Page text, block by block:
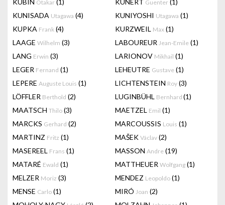
KUBÍN Otakar (1) KUNERT Guenter (1)
KUNISADA Utagawa (4) KUNIYOSHI Utagawa (1)
KUPKA Frank (4) KURZWEIL Max (1)
LAAGE Wilhelm (3) LABOUREUR Jean-Emile (1)
LANG Erwin (3) LARIONOV Mikhail (1)
LEGER Fernand (1) LEHEUTRE Gustave (1)
LEPERE Auguste Louis (1) LICHTENSTEIN Roy (3)
LÖFFLER Berthold (2) LUGINBÜHL Bernhard (1)
MAATSCH Thilo (3) MAETZEL Emil (1)
MARCKS Gerhard (2) MARCOUSSIS Louis (1)
MARTINZ Fritz (1) MAŠEK Václav (2)
MASEREEL Frans (1) MASSON Andre (19)
MATARÉ Ewald (1) MATTHEUER Wolfgang (1)
MELZER Moriz (3) MENDEZ Leopoldo (1)
MENSE Carlo (1) MIRÓ Joan (2)